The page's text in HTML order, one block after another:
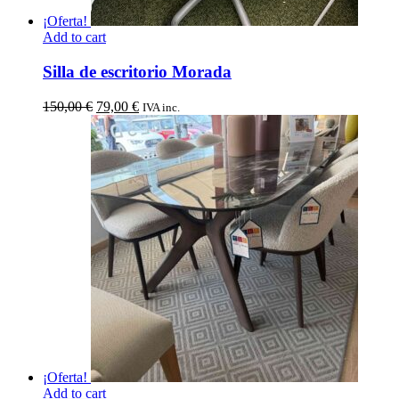
¡Oferta!
Add to cart
Silla de escritorio Morada
150,00€ El
precio
original
era:
150,00 €.
79,00 €El
precio
actual
es:
79,00 €.
IVA inc.
¡Oferta!
Add to cart